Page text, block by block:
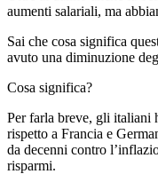
aumenti salariali, ma
Sai che cosa significa
avuto una diminuzione
Cosa significa?
Per farla breve, gli italiani
rispetto a Francia e
da decenni contro
risparmi.